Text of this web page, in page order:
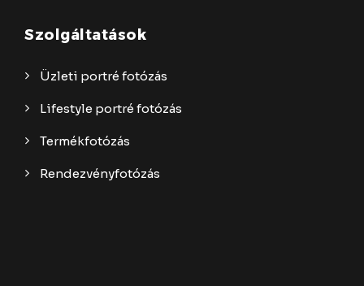
Szolgáltatások
Üzleti portré fotózás
Lifestyle portré fotózás
Termékfotózás
Rendezvényfotózás